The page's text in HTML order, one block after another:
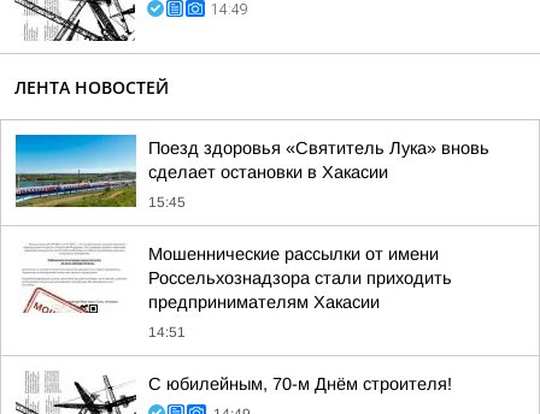
14:49
ЛЕНТА НОВОСТЕЙ
Поезд здоровья «Святитель Лука» вновь
сделает остановки в Хакасии
15:45
Мошеннические рассылки от имени
Россельхознадзора стали приходить
предпринимателям Хакасии
14:51
С юбилейным, 70-м Днём строителя!